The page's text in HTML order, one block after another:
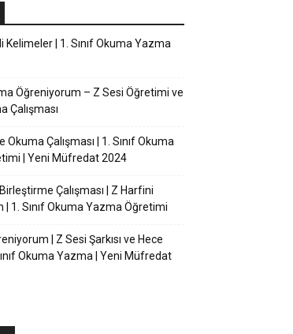
Kelimeler | 1. Sınıf Okuma Yazma
Öğreniyorum – Z Sesi Öğretimi ve
Çalışması
Okuma Çalışması | 1. Sınıf Okuma
| Yeni Müfredat 2024
Çalışması | Z Harfini
| 1. Sınıf Okuma Yazma Öğretimi
| Z Sesi Şarkısı ve Hece
Okuma Yazma | Yeni Müfredat